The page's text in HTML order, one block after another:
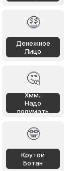
🤑
Денежное
Лицо
🤔
Хмм..
Надо
подумать
🤓
Крутой
Ботан